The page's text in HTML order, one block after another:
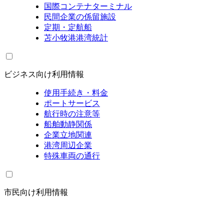
国際コンテナターミナル
民間企業の係留施設
定期・定航船
苫小牧港港湾統計
ビジネス向け利用情報
使用手続き・料金
ポートサービス
航行時の注意等
船舶動静関係
企業立地関連
港湾周辺企業
特殊車両の通行
市民向け利用情報